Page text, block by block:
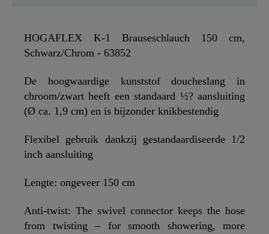
HOGAFLEX K-1 Brauseschlauch 150 cm,
Schwarz/Chrom - 63852
De hoogwaardige kunststof doucheslang in
chroom/zwart heeft een standaard ½? aansluiting
(Ø ca. 1,9 cm) en is bijzonder knikbestendig
Flexibel gebruik dankzij gestandaardiseerde 1/2
inch aansluiting
Lengte: ongeveer 150 cm
Anti-twist: The swivel connector keeps the hose
from twisting – for smooth showering, more